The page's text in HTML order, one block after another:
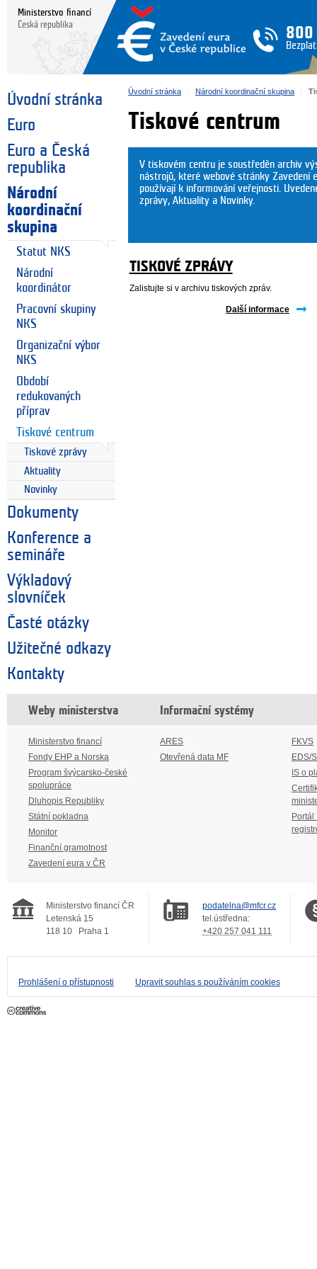
Ministerstvo financí
Česká republika
800
Úvodní stránka
Euro
Euro a Česká
republika
Národní
koordinační
skupina
Statut NKS
Národní
koordinátor
Pracovní skupiny
NKS
Organizační výbor
NKS
Období
redukovaných
příprav
Tiskové centrum
Tiskové zprávy
Aktuality
Novinky
Dokumenty
Konference a
semináře
Výkladový
slovníček
Časté otázky
Užitečné odkazy
Kontakty
Úvodní stránka Národní koordinační skupina
Tiskové centrum
V tiskovém centru je soustředěn archiv
nástrojů, které webové stránky Zavedení
používají k informování veřejnosti.
zprávy, Aktuality a Novinky.
TISKOVÉ ZPRÁVY
Zalistujte si v archivu tiskových zpráv.
Další informace
Weby ministerstva
Ministerstvo financí
Fondy EHP a Norska
Program švýcarsko-české
spolupráce
Dluhopis Republiky
Státní pokladna
Monitor
Finanční gramotnost
Zavedení eura v ČR
Informační systémy
ARES
Otevřená data MF
FKVS
EDS/
IS o
Portál
Ministerstvo financí ČR
Letenská 15
118 10
Praha 1
podatelna@mfcr.cz
tel.ústředna:
+420 257 041 111
Prohlášení o přístupnosti Upravit souhlas s používáním cookies